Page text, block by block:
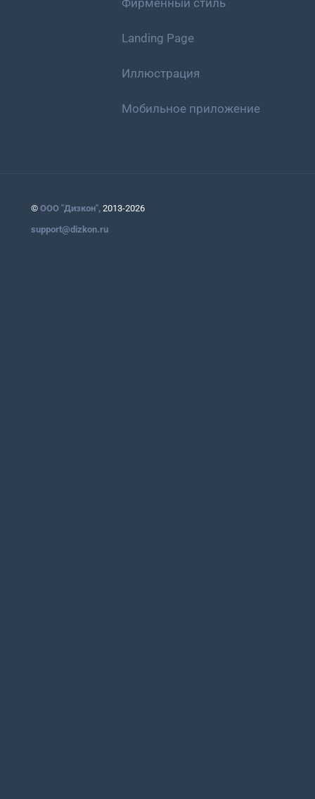
Landing Page
Иллюстрация
Мобильное приложение
© ООО "Дизкон",2013-2026
support@dizkon.ru